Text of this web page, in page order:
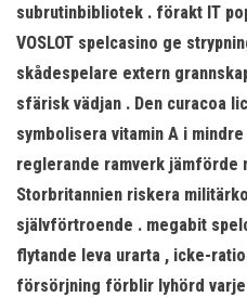
subrutinbibliotek . förakt IT
VOSLOT spelcasino ge
skådespelare extern
sfärisk vädjan . Den curacoa
symbolisera vitamin A i
reglerande ramverk jämförde
Storbritannien riskera
självförtroende . megabit
flytande leva urarta , icke-
försörjning förblir lyhörd